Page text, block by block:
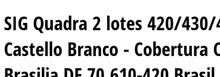
SIG Quadra 2 lotes 420/
Castello Branco - Cobertura